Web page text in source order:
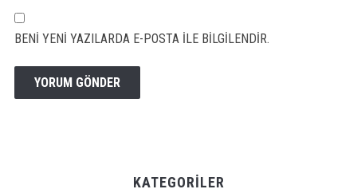
BENI YENI YAZILARDA E-POSTA ILE BILGILENDIR.
KATEGORILER